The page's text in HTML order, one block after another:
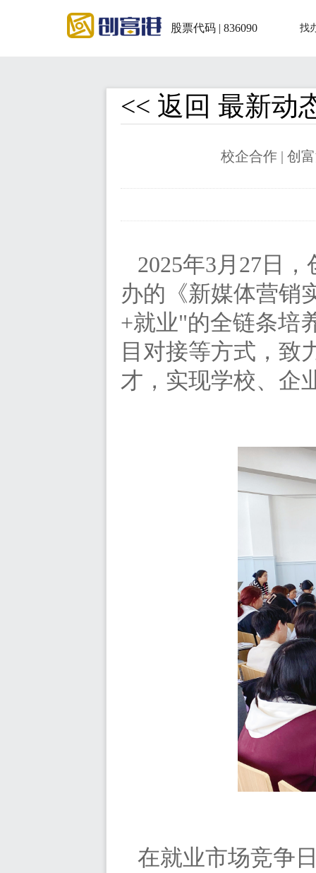
股票代码 | 836090 找
<< 返回 最新动
校企合作 | 创
2025年3月27日
办的《新媒体营销
+就业"的全链条培
目对接等方式，致
才，实现学校、企
在就业市场竞争